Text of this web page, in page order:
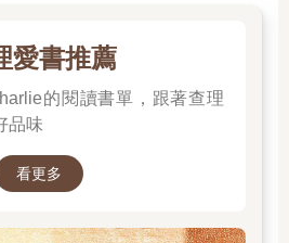
愛書推薦
的閱讀書單，跟著查理
品味
看更多